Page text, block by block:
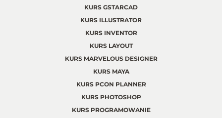
KURS GSTARCAD
KURS ILLUSTRATOR
KURS INVENTOR
KURS LAYOUT
KURS MARVELOUS DESIGNER
KURS MAYA
KURS PCON PLANNER
KURS PHOTOSHOP
KURS PROGRAMOWANIE